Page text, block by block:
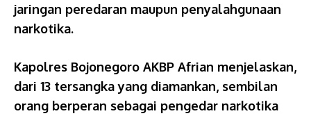
jaringan peredaran maupun penyalahgunaan
narkotika.
Kapolres Bojonegoro AKBP Afrian menjelaskan,
dari 13 tersangka yang diamankan, sembilan
orang berperan sebagai pengedar narkotika